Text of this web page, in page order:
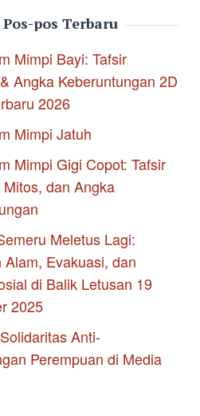
Pos-pos Terbaru
Mimpi Bayi: Tafsir
Angka Keberuntungan 2D
2026
Mimpi Jatuh
Mimpi Gigi Copot: Tafsir
dan Angka
Meletus Lagi:
Alam, Evakuasi, dan
di Balik Letusan 19
2025
Anti-
Perempuan di Media